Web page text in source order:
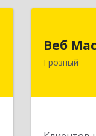
Веб
Грозный